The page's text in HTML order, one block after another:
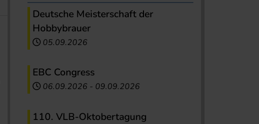
Deutsche Meisterschaft der
Hobbybrauer
05.09.2026
EBC Congress
06.09.2026 - 09.09.2026
110. VLB-Oktobertagung